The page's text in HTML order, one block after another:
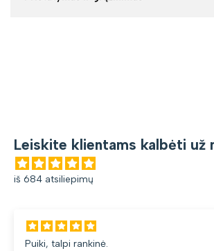
Leiskite klientams kalbėti už
iš 684 atsiliepimų
Puiki, talpi rankinė.